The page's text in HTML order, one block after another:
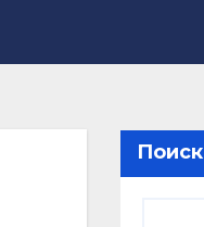
Поиск